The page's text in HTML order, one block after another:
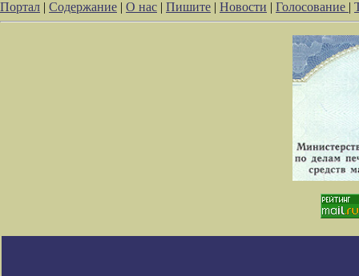
Портал | Содержание | О нас | Пишите | Новости | Голосование |